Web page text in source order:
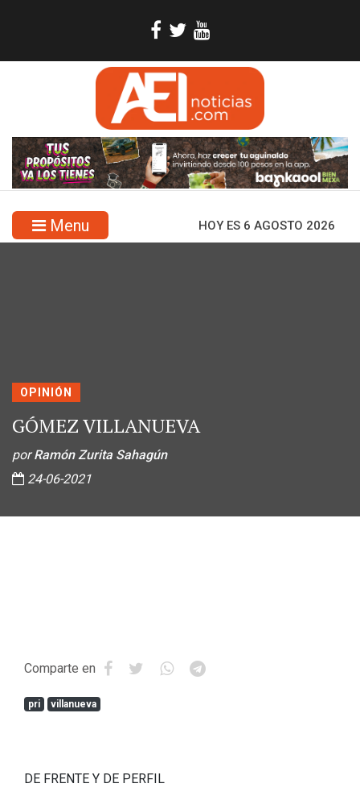
Menu HOY ES 6 AGOSTO 2026
OPINIÓN
GÓMEZ VILLANUEVA
porRamón Zurita Sahagún
24-06-2021
Comparte en
pri villanueva
DE FRENTE Y DE PERFIL